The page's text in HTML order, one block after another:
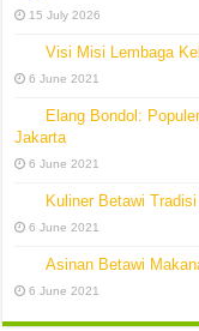
15 July 2026
Visi Misi Lembaga
6 June 2021
Elang Bondol:
Jakarta
6 June 2021
Kuliner Betawi
6 June 2021
Asinan Betawi
6 June 2021